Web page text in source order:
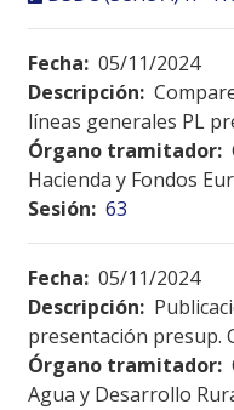
Fecha: 05/11/2024
Descripción:
líneas generales PL
Órgano tramitador:
Hacienda y Fondos
Sesión: 63
Fecha: 05/11/2024
Descripción:
presentación presup.
Órgano tramitador:
Agua y Desarrollo